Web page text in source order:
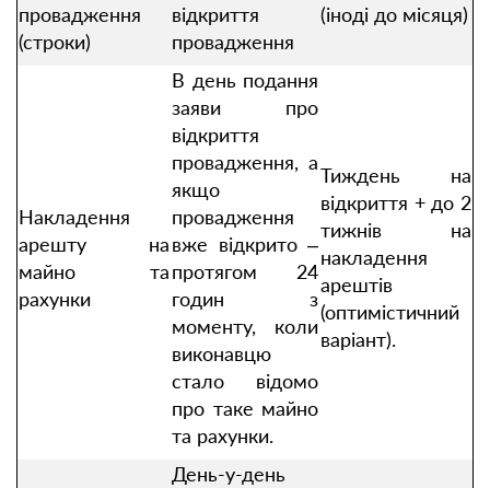
провадження
(строки)
відкриття
провадження
(іноді до місяця)
Накладення
арешту на
майно та
рахунки
В день подання
заяви про
відкриття
провадження, а
якщо
провадження
вже відкрито –
протягом 24
годин з
моменту, коли
виконавцю
стало відомо
про таке майно
та рахунки.
Тиждень на
відкриття + до 2
тижнів на
накладення
арештів
(оптимістичний
варіант).
День-у-день